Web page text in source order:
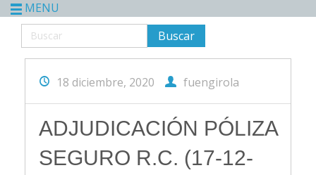
MENU
18 diciembre, 2020 fuengirola
ADJUDICACIÓN PÓLIZA
SEGURO R.C. (17-12-